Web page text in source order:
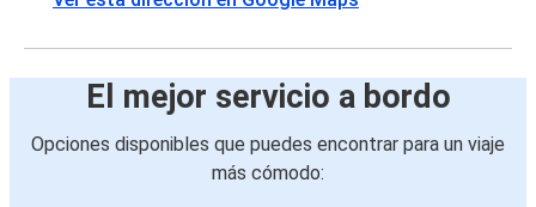
El mejor servicio a bordo
Opciones disponibles que puedes encontrar para un viaje
más cómodo: